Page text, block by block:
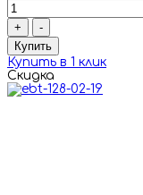
+
-
Купить
Купить в 1 клик
Скидка